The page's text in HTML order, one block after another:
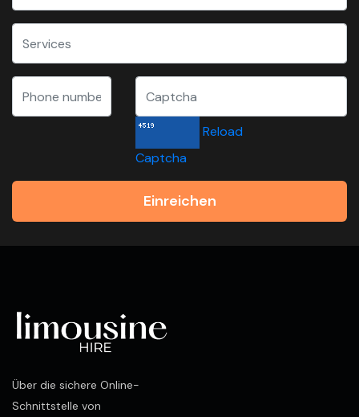
Reload
Captcha
Einreichen
Über die sichere Online-
Schnittstelle von